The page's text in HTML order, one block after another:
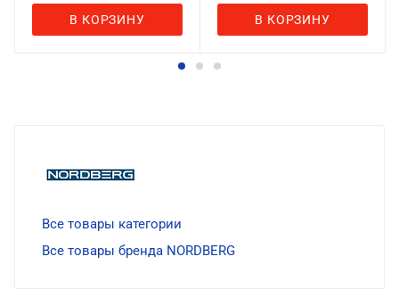
В КОРЗИНУ В КОРЗИНУ
Все товары категории
Все товары бренда NORDBERG